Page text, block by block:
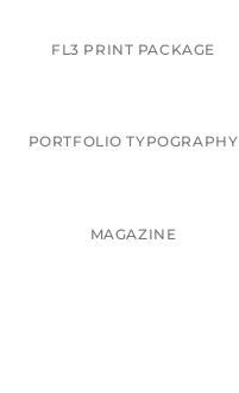
FL3 PRINT PACKAGE
PORTFOLIO TYPOGRAPHY
MAGAZINE